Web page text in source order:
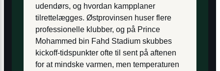
udendørs, og hvordan kampplaner
tilrettelægges. Østprovinsen huser flere
professionelle klubber, og på Prince
Mohammed bin Fahd Stadium skubbes
kickoff-tidspunkter ofte til sent på aftenen
for at mindske varmen, men temperaturen